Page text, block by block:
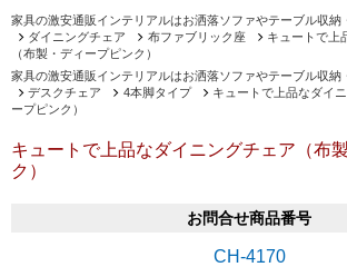
家具の激安通販インテリアルはお洒落ソファやテーブル収納
ダイニングチェア
布ファブリック座
キュートで上
（布製・ディープピンク）
家具の激安通販インテリアルはお洒落ソファやテーブル収納
デスクチェア
4本脚タイプ
キュートで上品なダイ
ープピンク）
キュートで上品なダイニングチェア（布
ク）
お問合せ商品番号
CH-4170